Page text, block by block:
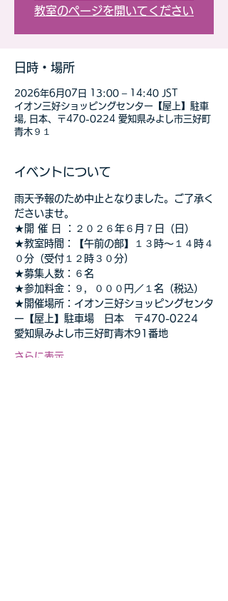
教室のページを開いてください
日時・場所
2026年6月07日 13:00 – 14:40 JST
イオン三好ショッピングセンター【屋上】駐車
場, 日本、〒470-0224 愛知県みよし市三好町
青木９１
イベントについて
雨天予報のため中止となりました。ご了承く
ださいませ。
★開 催 日 ：２０２６年６月７日（日）
★教室時間：【午前の部】１３時～１４時４
０分（受付１２時３０分)
★募集人数：６名
★参加料金：９，０００円／１名（税込）
★開催場所：イオン三好ショッピングセンタ
ー【屋上】駐車場　日本　〒470-0224
愛知県みよし市三好町青木91番地
さらに表示